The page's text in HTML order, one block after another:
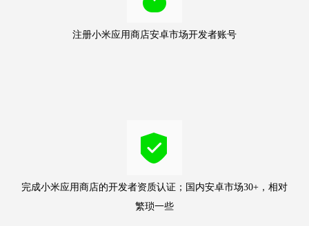
注册小米应用商店安卓市场开发者账号
完成小米应用商店的开发者资质认证；国内安卓市场30+，相对
繁琐一些